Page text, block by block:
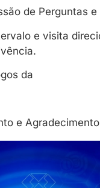
de Perguntas e
e visita
da
e